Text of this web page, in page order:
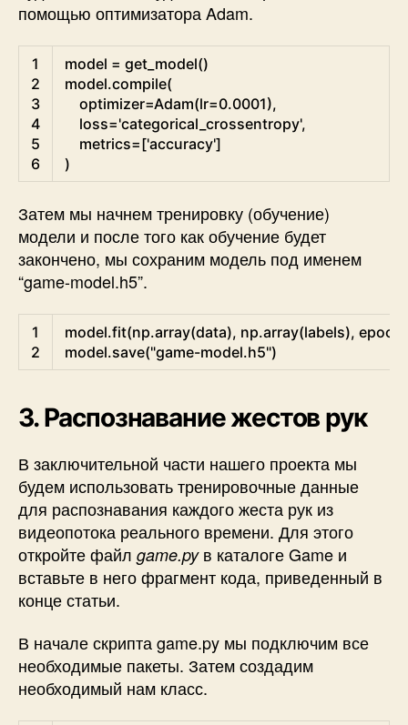
помощью оптимизатора Adam.
1
2
3
4
5
6
model = get_model()
model.compile(
optimizer=Adam(lr=0.0001),
loss='categorical_crossentropy',
metrics=['accuracy']
)
Затем мы начнем тренировку (обучение)
модели и после того как обучение будет
закончено, мы сохраним модель под именем
“game-model.h5”.
Python
1
2
model.fit(np.array(data), np.array(labels),
model.save("game-model.h5")
3. Распознавание жестов рук
В заключительной части нашего проекта мы
будем использовать тренировочные данные
для распознавания каждого жеста рук из
видеопотока реального времени. Для этого
откройте файл game.pyв каталоге Game и
вставьте в него фрагмент кода, приведенный в
конце статьи.
В начале скрипта game.py мы подключим все
необходимые пакеты. Затем создадим
необходимый нам класс.